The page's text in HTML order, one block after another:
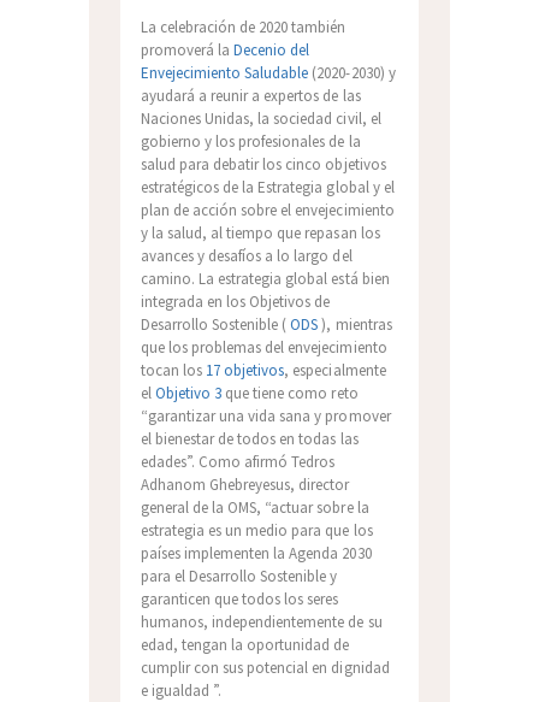
La celebración de 2020 también
promoverá laDecenio del
Envejecimiento Saludable (2020-2030) y
ayudará a reunir a expertos de las
Naciones Unidas, la sociedad civil, el
gobierno y los profesionales de la
salud para debatir los cinco objetivos
estratégicos de la Estrategia global y el
plan de acción sobre el envejecimiento
y la salud, al tiempo que repasan los
avances y desafíos a lo largo del
camino. La estrategia global está bien
integrada en los Objetivos de
Desarrollo Sostenible (ODS), mientras
que los problemas del envejecimiento
tocan los 17 objetivos, especialmente
elObjetivo 3 que tiene como reto
“garantizar una vida sana y promover
el bienestar de todos en todas las
edades”. Como afirmó Tedros
Adhanom Ghebreyesus, director
general de la OMS, “actuar sobre la
estrategia es un medio para que los
países implementen la Agenda 2030
para el Desarrollo Sostenible y
garanticen que todos los seres
humanos, independientemente de su
edad, tengan la oportunidad de
cumplir con sus potencial en dignidad
e igualdad ”.